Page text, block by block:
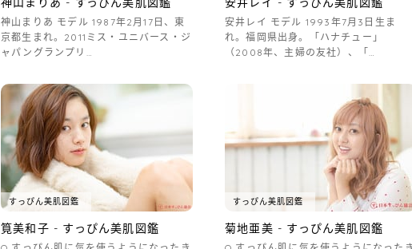
神山まりあ モデル 1987年2月17日、東
京都生まれ。2011ミス・ユニバース・ジ
ャパングランプリ…
安井レイ モデル 1993年7月3日生ま
れ。福岡県出身。「ハナチュー」
（2008年、主婦の友社）、「…
すっぴん美肌図鑑
筧美和子 - すっぴん美肌図鑑
すっぴん美肌図鑑
菊地亜美 - すっぴん美肌図鑑